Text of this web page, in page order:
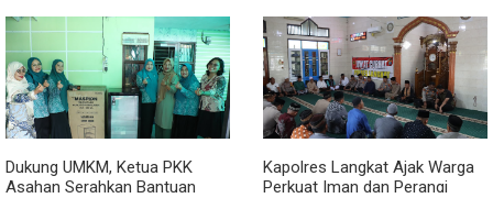
Nasional
Dukung UMKM, Ketua PKK
Asahan Serahkan Bantuan
Kapolres Langkat Ajak Warga
Perkuat Iman dan Perangi